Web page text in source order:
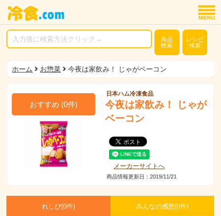
商品
検索
レシピ
検索
ホーム お惣菜 今夜は家飲み！ じゃがベーコン
おすすめ (0件)
日本ハム冷凍食品
今夜は家飲み！ じゃが
ベーコン
メーカーサイトへ
商品情報更新日：2019/11/21
れしぴ(0件) みんなの感想(0件)